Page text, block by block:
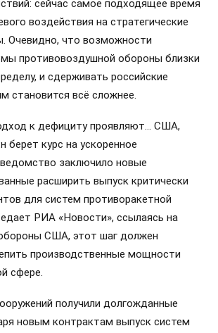
сейчас самое подходящее время
воздействия на стратегические
Очевидно, что возможности
противовоздушной обороны близки
и сдерживать российские
становится всё сложнее.
к дефициту проявляют… США,
берет курс на ускоренное
заключило новые
расширить выпуск критически
для систем противоракетной
РИА «Новости», ссылаясь на
США, этот шаг должен
производственные мощности
сфере.
получили долгожданные
новым контрактам выпуск систем